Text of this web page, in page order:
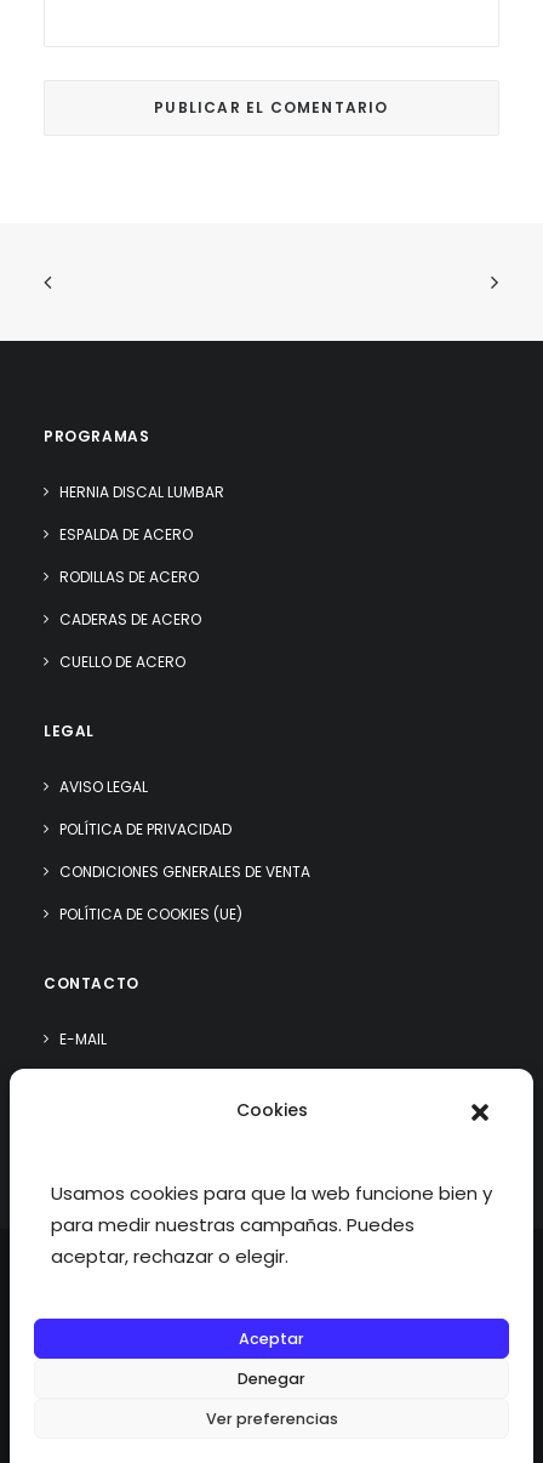
Cookies
Usamos cookies para que la web funcione bien y
para medir nuestras campañas. Puedes
aceptar, rechazar o elegir.
Aceptar
Denegar
Ver preferencias
PROGRAMAS
HERNIA DISCAL LUMBAR
ESPALDA DE ACERO
RODILLAS DE ACERO
CADERAS DE ACERO
CUELLO DE ACERO
LEGAL
AVISO LEGAL
POLÍTICA DE PRIVACIDAD
CONDICIONES GENERALES DE VENTA
POLÍTICA DE COOKIES (UE)
CONTACTO
E-MAIL
©2026 fisioterapiatualcance todos los derechos reservados.